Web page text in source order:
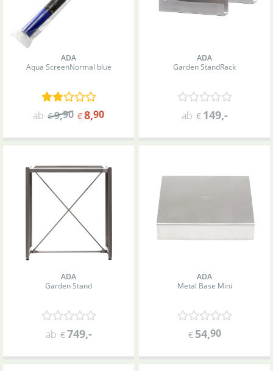
ADA
Aqua ScreenNormal blue
ab €9,90 €8,90
ADA
Garden StandRack
ab € 149,-
ADA
Garden Stand
ab €749,-
ADA
Metal Base Mini
€ 54,90